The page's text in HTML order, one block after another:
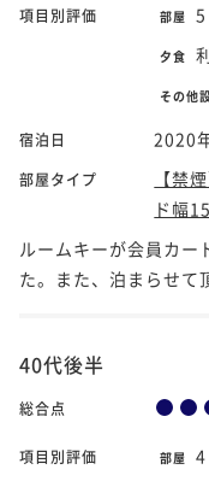
項目別評価 部屋 5
夕食
その他
宿泊日 2020
部屋タイプ
【禁
ド幅
ルームキーが会員カー
た。また、泊まらせて
40代後半
総合点
項目別評価 部屋 4